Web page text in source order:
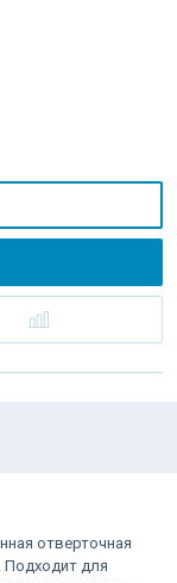
отверточная
Подходит для